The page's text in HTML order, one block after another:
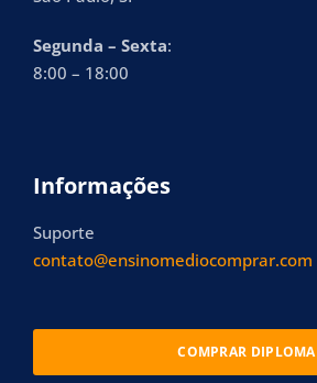
Segunda – Sexta:
8:00 – 18:00
Informações
Suporte
contato@ensinomediocomprar.com
COMPRAR DIPLOMA